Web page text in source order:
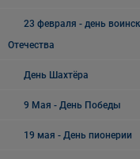
23 февраля - день
Отечества
День Шахтёра
9 Мая - День Победы
19 мая - День пионерии